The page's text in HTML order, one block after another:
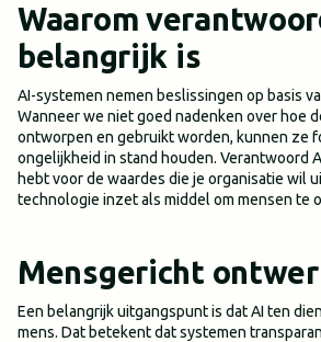
Waarom
belangrijk is
AI-systemen nemen beslissingen op basis
Wanneer we niet goed nadenken over hoe
ontworpen en gebruikt worden, kunnen ze
ongelijkheid in stand houden. Verantwoord
hebt voor de waardes die je organisatie wil
technologie inzet als middel om mensen te
Mensgericht
Een belangrijk uitgangspunt is dat AI ten
mens. Dat betekent dat systemen